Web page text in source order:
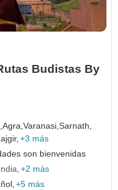
Budistas By
Agra,Varanasi,Sarnath,
+3 más
son bienvenidas
+2 más
+5 más